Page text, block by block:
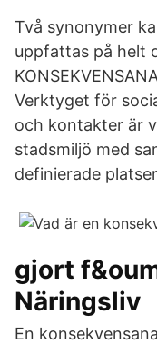
Två synonymer
uppfattas på helt
Verktyget för
och kontakter är
stadsmiljö med
definierade
gjort
Näringsliv
En